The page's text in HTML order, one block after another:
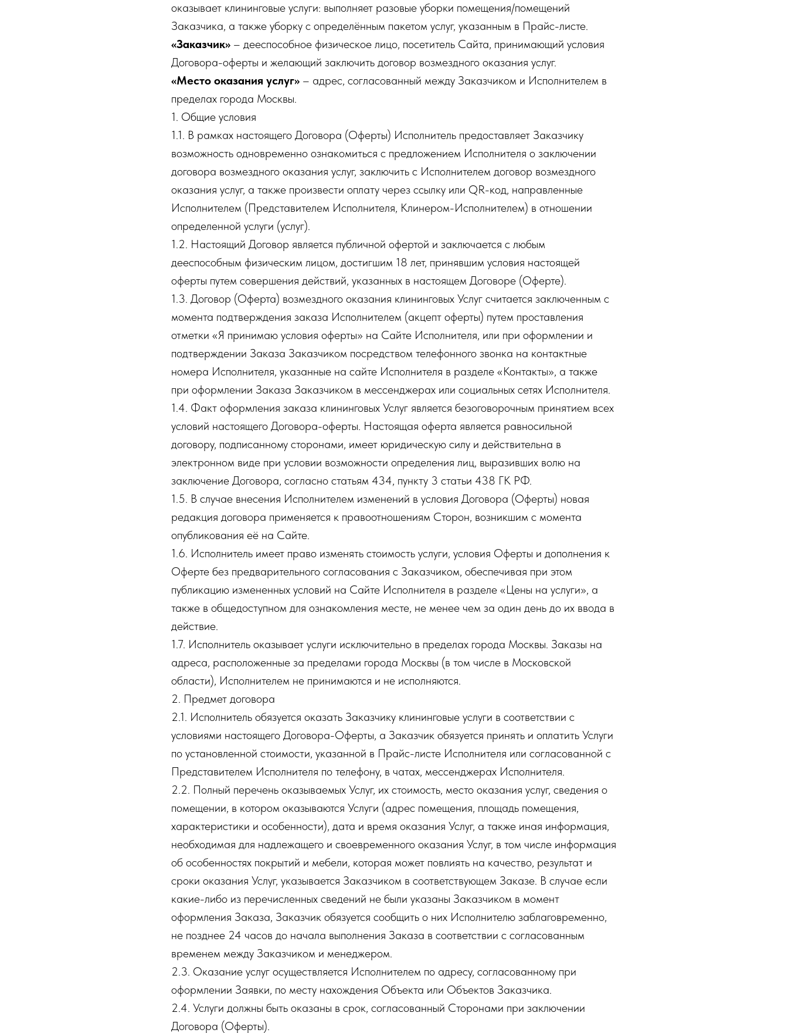
оказывает клининговые услуги: выполняет разовые уборки помещения/помещений
Заказчика, а также уборку с определённым пакетом услуг, указанным в Прайс-листе.
«Заказчик» – дееспособное физическое лицо, посетитель Сайта, принимающий условия
Договора-оферты и желающий заключить договор возмездного оказания услуг.
«Место оказания услуг» – адрес, согласованный между Заказчиком и Исполнителем в
пределах города Москвы.
1. Общие условия
1.1. В рамках настоящего Договора (Оферты) Исполнитель предоставляет Заказчику
возможность одновременно ознакомиться с предложением Исполнителя о заключении
договора возмездного оказания услуг, заключить с Исполнителем договор возмездного
оказания услуг, а также произвести оплату через ссылку или QR-код, направленные
Исполнителем (Представителем Исполнителя, Клинером-Исполнителем) в отношении
определенной услуги (услуг).
1.2. Настоящий Договор является публичной офертой и заключается с любым
дееспособным физическим лицом, достигшим 18 лет, принявшим условия настоящей
оферты путем совершения действий, указанных в настоящем Договоре (Оферте).
1.3. Договор (Оферта) возмездного оказания клининговых Услуг считается заключенным с
момента подтверждения заказа Исполнителем (акцепт оферты) путем проставления
отметки «Я принимаю условия оферты» на Сайте Исполнителя, или при оформлении и
подтверждении Заказа Заказчиком посредством телефонного звонка на контактные
номера Исполнителя, указанные на сайте Исполнителя в разделе «Контакты», а также
при оформлении Заказа Заказчиком в мессенджерах или социальных сетях Исполнителя.
1.4. Факт оформления заказа клининговых Услуг является безоговорочным принятием всех
условий настоящего Договора-оферты. Настоящая оферта является равносильной
договору, подписанному сторонами, имеет юридическую силу и действительна в
электронном виде при условии возможности определения лиц, выразивших волю на
заключение Договора, согласно статьям 434, пункту 3 статьи 438 ГК РФ.
1.5. В случае внесения Исполнителем изменений в условия Договора (Оферты) новая
редакция договора применяется к правоотношениям Сторон, возникшим с момента
опубликования её на Сайте.
1.6. Исполнитель имеет право изменять стоимость услуги, условия Оферты и дополнения к
Оферте без предварительного согласования с Заказчиком, обеспечивая при этом
публикацию измененных условий на Сайте Исполнителя в разделе «Цены на услуги», а
также в общедоступном для ознакомления месте, не менее чем за один день до их ввода в
действие.
1.7. Исполнитель оказывает услуги исключительно в пределах города Москвы. Заказы на
адреса, расположенные за пределами города Москвы (в том числе в Московской
области), Исполнителем не принимаются и не исполняются.
2. Предмет договора
2.1. Исполнитель обязуется оказать Заказчику клининговые услуги в соответствии с
условиями настоящего Договора-Оферты, а Заказчик обязуется принять и оплатить Услуги
по установленной стоимости, указанной в Прайс-листе Исполнителя или согласованной с
Представителем Исполнителя по телефону, в чатах, мессенджерах Исполнителя.
2.2. Полный перечень оказываемых Услуг, их стоимость, место оказания услуг, сведения о
помещении, в котором оказываются Услуги (адрес помещения, площадь помещения,
характеристики и особенности), дата и время оказания Услуг, а также иная информация,
необходимая для надлежащего и своевременного оказания Услуг, в том числе информация
об особенностях покрытий и мебели, которая может повлиять на качество, результат и
сроки оказания Услуг, указывается Заказчиком в соответствующем Заказе. В случае если
какие-либо из перечисленных сведений не были указаны Заказчиком в момент
оформления Заказа, Заказчик обязуется сообщить о них Исполнителю заблаговременно,
не позднее 24 часов до начала выполнения Заказа в соответствии с согласованным
временем между Заказчиком и менеджером.
2.3. Оказание услуг осуществляется Исполнителем по адресу, согласованному при
оформлении Заявки, по месту нахождения Объекта или Объектов Заказчика.
2.4. Услуги должны быть оказаны в срок, согласованный Сторонами при заключении
Договора (Оферты).